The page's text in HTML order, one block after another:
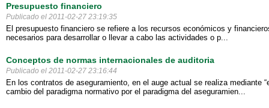
Presupuesto financiero
Publicado el 2011-02-27 23:19:35
El presupuesto financiero se refiere a los recursos económicos y
necesarios para desarrollar o llevar a cabo las actividades o p...
Conceptos de normas internacionales de auditoria
Publicado el 2011-02-27 23:16:44
En los contratos de aseguramiento, en el auge actual se realiza mediante
cambio del paradigma normativo por el paradigma del aseguramien...